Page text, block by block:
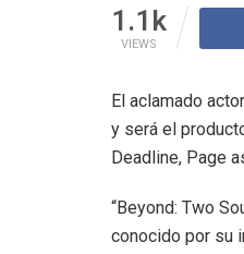
1.1k
VIEWS
El aclamado
y será el
Deadline, Page
“Beyond: Two
conocido por su